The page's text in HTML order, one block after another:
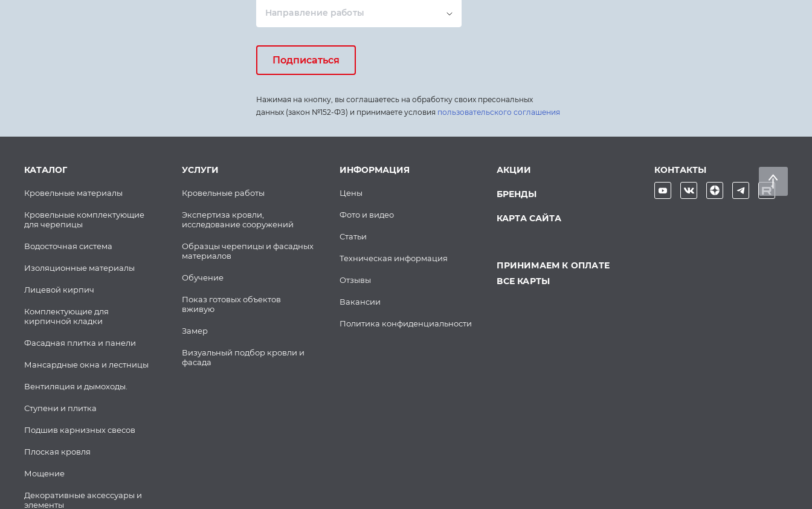
Направление работы
Подписаться
Нажимая на кнопку, вы соглашаетесь на обработку своих пресональных
данных (закон №152-ФЗ) и принимаете условия пользовательского соглашения
КАТАЛОГ
Кровельные материалы
Кровельные комплектующие
для черепицы
Водосточная система
Изоляционные материалы
Лицевой кирпич
Комплектующие для
кирпичной кладки
Фасадная плитка и панели
Мансардные окна и лестницы
Вентиляция и дымоходы.
Ступени и плитка
Подшив карнизных свесов
Плоская кровля
Мощение
Декоративные аксессуары и
элементы
УСЛУГИ
Кровельные работы
Экспертиза кровли,
исследование сооружений
Образцы черепицы и фасадных
материалов
Обучение
Показ готовых объектов
вживую
Замер
Визуальный подбор кровли и
фасада
ИНФОРМАЦИЯ
Цены
Фото и видео
Статьи
Техническая информация
Отзывы
Вакансии
Политика конфиденциальности
АКЦИИ
БРЕНДЫ
КАРТА САЙТА
ПРИНИМАЕМ К ОПЛАТЕ
ВСЕ КАРТЫ
КОНТАКТЫ